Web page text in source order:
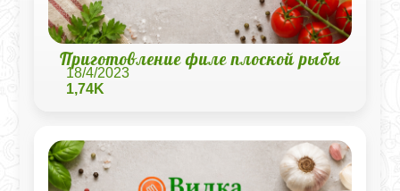
Приготовление филе плоской рыбы
18/4/2023
1,74K